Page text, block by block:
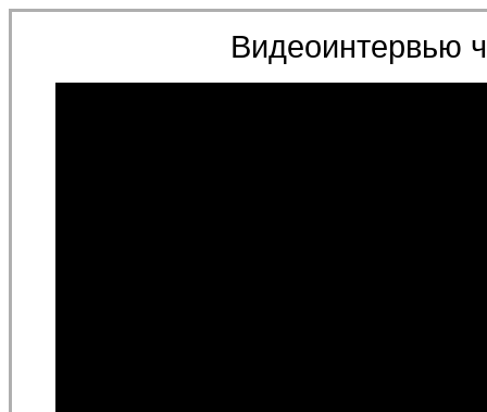
Видеоинтервью